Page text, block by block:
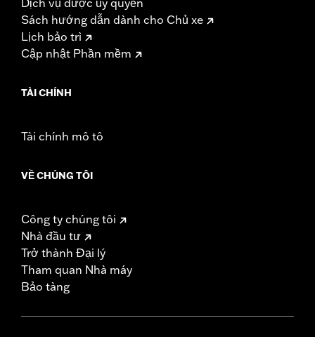
Sách hướng dẫn dành cho Chủ xe
Lịch bảo trì
Cập nhật Phần mềm
TÀI CHÍNH
Tài chính mô tô
VỀ CHÚNG TÔI
Công ty chúng tôi
Nhà đầu tư
Trở thành Đại lý
Tham quan Nhà máy
Bảo tàng